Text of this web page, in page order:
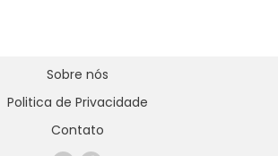
Sobre nós
Politica de Privacidade
Contato